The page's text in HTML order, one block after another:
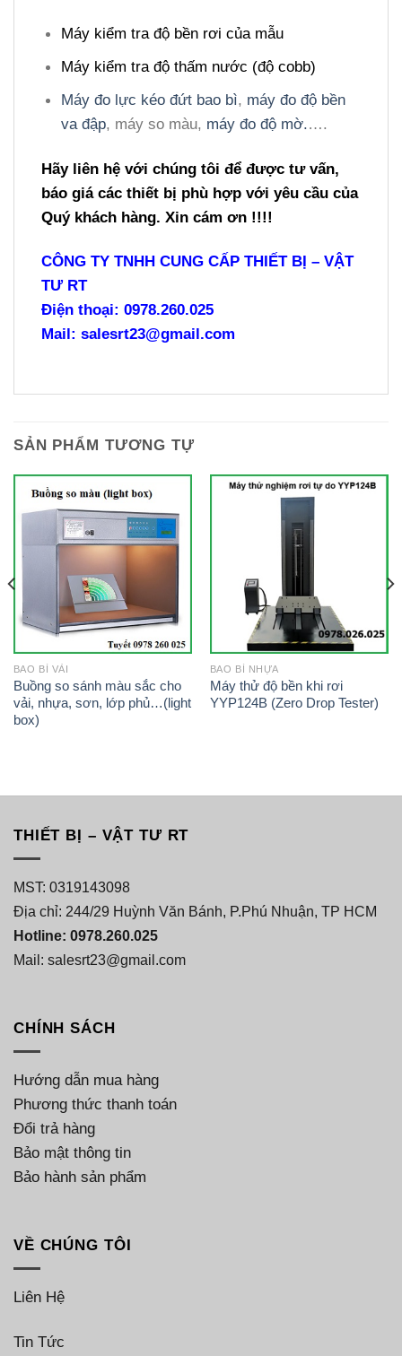
Máy kiểm tra độ bền rơi của mẫu
Máy kiểm tra độ thấm nước (độ cobb)
Máy đo lực kéo đứt bao bì, máy đo độ bền
va đập, máy so màu, máy đo độ mờ.….
Hãy liên hệ với chúng tôi để được tư vấn,
báo giá các thiết bị phù hợp với yêu cầu của
Quý khách hàng. Xin cám ơn !!!!
CÔNG TY TNHH CUNG CẤP THIẾT BỊ – VẬT
TƯ RT
Điện thoại: 0978.260.025
Mail: salesrt23@gmail.com
SẢN PHẨM TƯƠNG TỰ
BAO BÌ VẢI
Buồng so sánh màu sắc cho
vải, nhựa, sơn, lớp phủ…(light
box)
BAO BÌ NHỰA
Máy thử độ bền khi rơi
YYP124B (Zero Drop Tester)
THIẾT BỊ – VẬT TƯ RT
MST: 0319143098
Địa chỉ: 244/29 Huỳnh Văn Bánh, P.Phú Nhuận, TP HCM
Hotline: 0978.260.025
Mail: salesrt23@gmail.com
CHÍNH SÁCH
Hướng dẫn mua hàng
Phương thức thanh toán
Đổi trả hàng
Bảo mật thông tin
Bảo hành sản phẩm
VỀ CHÚNG TÔI
Liên Hệ
Tin Tức